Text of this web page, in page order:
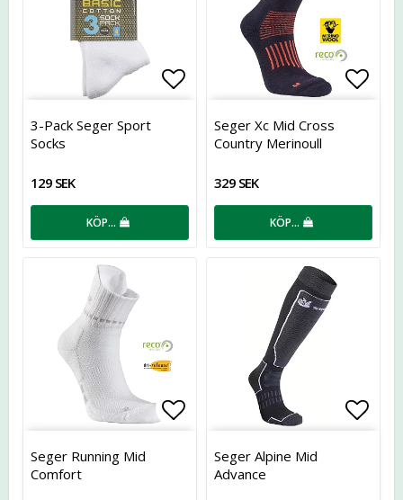
Lägg till i favoritlistan
3-Pack Seger Sport
Socks
129 SEK
KÖP…
Seger Xc Mid Cross
Country Merinoull
329 SEK
KÖP…
Lägg till i favoritlistan
Seger Running Mid
Comfort
Seger Alpine Mid
Advance